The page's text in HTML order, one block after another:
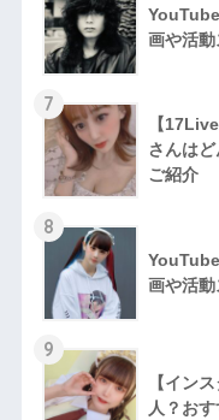
画や活
7
【
さんは
ご紹介
8
画や活
9
【イン
人？お